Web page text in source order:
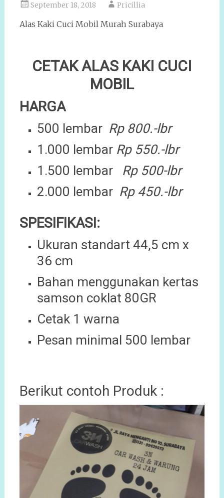
September 18, 2018 Pricillia
Alas Kaki Cuci Mobil Murah Surabaya
CETAK ALAS KAKI CUCI
MOBIL
HARGA
500 lembar Rp 800.-lbr
1.000 lembar Rp 550.-lbr
1.500 lembar
Rp 500-lbr
2.000 lembar Rp 450.-lbr
SPESIFIKASI:
Ukuran standart 44,5 cm x
36 cm
Bahan menggunakan kertas
samson coklat 80GR
Cetak 1 warna
Pesan minimal 500 lembar
Berikut contoh Produk :